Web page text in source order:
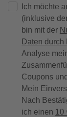
Ich möchte
(inklusive
bin mit der
Daten durch
Analyse
Coupons
Mein
Nach
ich einen 10